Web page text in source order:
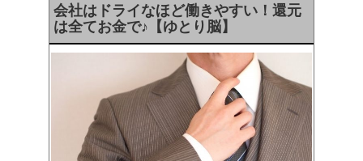
会社はドライなほど働きやすい！還元
は全てお金で♪【ゆとり脳】